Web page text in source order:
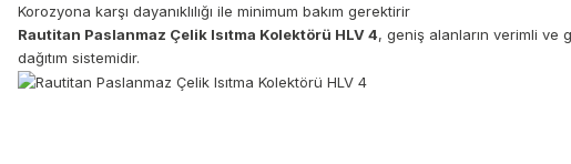
Korozyona karşı dayanıklılığı ile minimum bakım gerektirir
Rautitan Paslanmaz Çelik Isıtma Kolektörü HLV 4, geniş alanların verimli ve
dağıtım sistemidir.